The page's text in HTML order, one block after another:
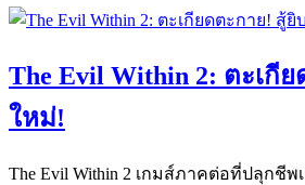
The Evil Within 2: ตะเกี
ใหม่!
The Evil Within 2 เกมส์ภาคต่อที่ปลุกชี